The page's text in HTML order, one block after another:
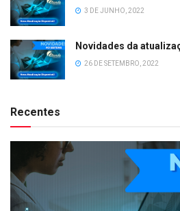
3 DE JUNHO, 2022
Novidades da
26 DE SETEMBRO, 2022
Recentes